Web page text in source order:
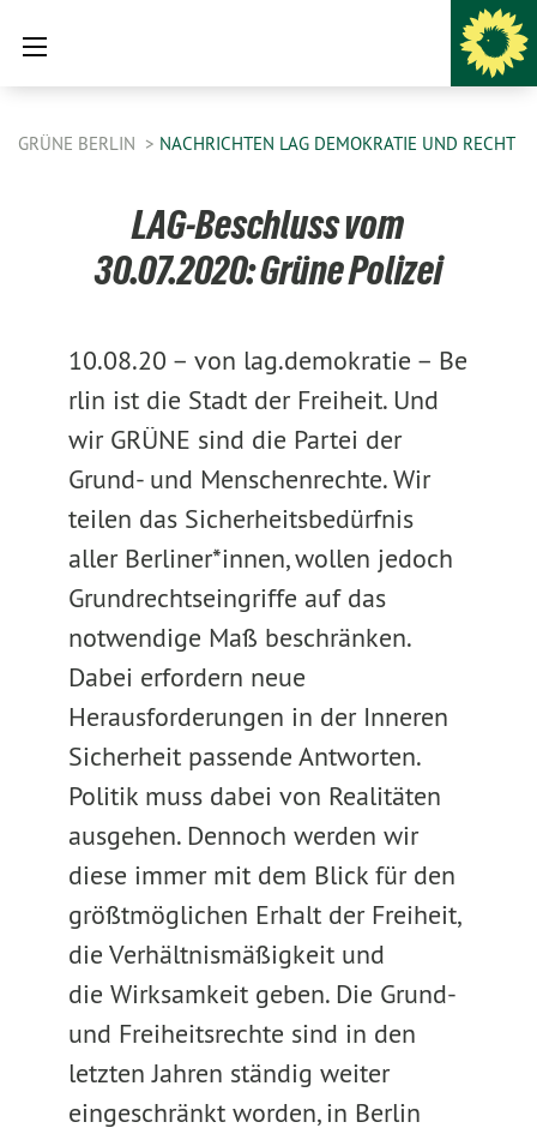
GRÜNE BERLIN NACHRICHTEN LAG DEMOKRATIE UND RECHT
LAG-Beschluss vom
30.07.2020: Grüne Polizei
10.08.20 – von lag.demokratie – Be
rlin ist die Stadt der Freiheit. Und
wir GRÜNE sind die Partei der
Grund- und Menschenrechte. Wir
teilen das Sicherheitsbedürfnis
aller Berliner*innen, wollen jedoch
Grundrechtseingriffe auf das
notwendige Maß beschränken.
Dabei erfordern neue
Herausforderungen in der Inneren
Sicherheit passende Antworten.
Politik muss dabei von Realitäten
ausgehen. Dennoch werden wir
diese immer mit dem Blick für den
größtmöglichen Erhalt der Freiheit,
die Verhältnismäßigkeit und
die Wirksamkeit geben. Die Grund-
und Freiheitsrechte sind in den
letzten Jahren ständig weiter
eingeschränkt worden, in Berlin